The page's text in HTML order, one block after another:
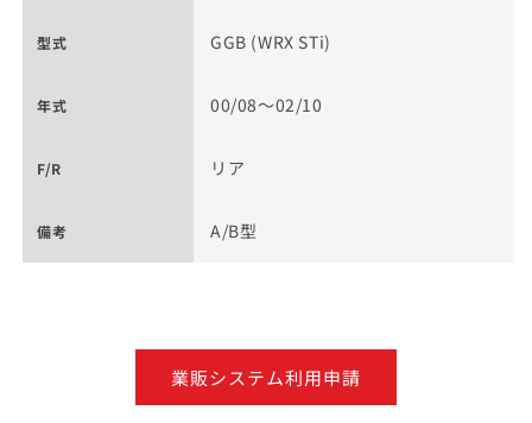
型式 GGB (WRX STi)
年式 00/08～02/10
F/R リア
備考 A/B型
業販システム利用申請